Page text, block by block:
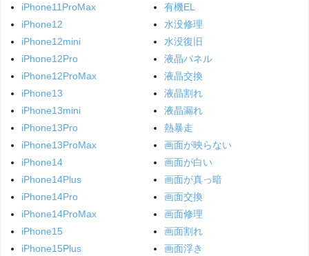
iPhone11ProMax
iPhone12
iPhone12mini
iPhone12Pro
iPhone12ProMax
iPhone13
iPhone13mini
iPhone13Pro
iPhone13ProMax
iPhone14
iPhone14Plus
iPhone14Pro
iPhone14ProMax
iPhone15
iPhone15Plus
有機EL
水没修理
水没復旧
液晶パネル
液晶交換
液晶割れ
液晶漏れ
熱暴走
画面が映らない
画面が白い
画面が真っ暗
画面交換
画面修理
画面割れ
画面浮き